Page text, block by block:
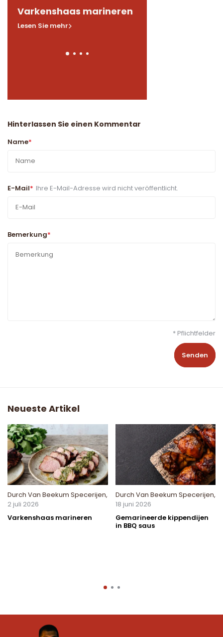
Varkenshaas marineren
Lesen Sie mehr
Hinterlassen Sie einen Kommentar
Name*
E-Mail* Ihre E-Mail-Adresse wird nicht veröffentlicht.
Bemerkung*
* Pflichtfelder
Senden
Neueste Artikel
Durch Van Beekum Specerijen,
2 juli 2026
Varkenshaas marineren
Durch Van Beekum Specerijen,
18 juni 2026
Gemarineerde kippendijen
in BBQ saus